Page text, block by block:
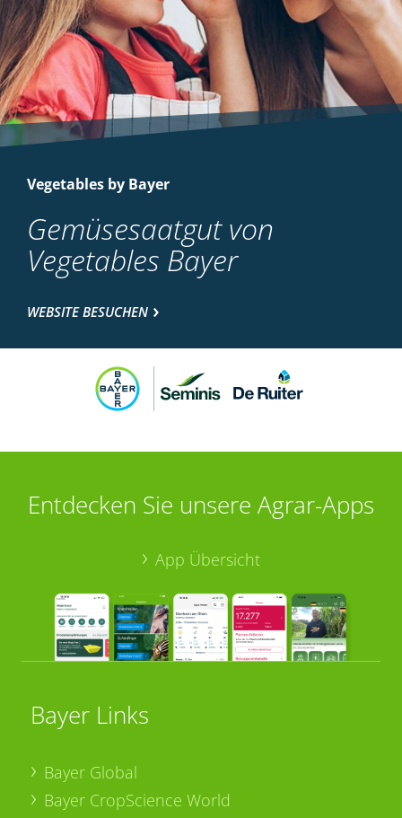
Vegetables by Bayer
Gemüsesaatgut von
Vegetables Bayer
WEBSITE BESUCHEN
Entdecken Sie unsere Agrar-Apps
App Übersicht
Bayer Links
Bayer Global
Bayer CropScience World